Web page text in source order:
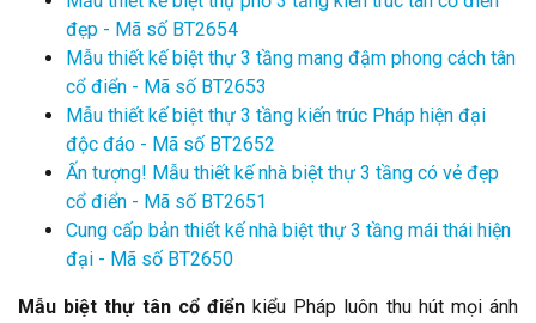
đẹp - Mã số BT2654
Mẫu thiết kế biệt thự 3 tầng mang đậm phong cách tân
cổ điển - Mã số BT2653
Mẫu thiết kế biệt thự 3 tầng kiến trúc Pháp hiện đại
độc đáo - Mã số BT2652
Ấn tượng! Mẫu thiết kế nhà biệt thự 3 tầng có vẻ đẹp
cổ điển - Mã số BT2651
Cung cấp bản thiết kế nhà biệt thự 3 tầng mái thái hiện
đại - Mã số BT2650
Mẫu biệt thự tân cổ điểnkiểu Pháp luôn thu hút mọi ánh